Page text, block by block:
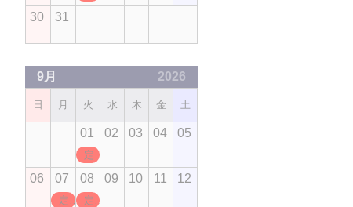
30 31
9月 2026
日 月 火 水 木 金 土
01
定休日
02 03 04 05
06 07
定休日
08
定休日
09 10 11 12